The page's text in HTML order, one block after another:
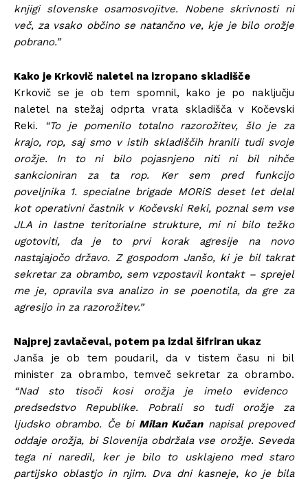
knjigi slovenske osamosvojitve. Nobene skrivnosti ni
več, za vsako občino se natančno ve, kje je bilo orožje
pobrano.”
Kako je Krkovič naletel na izropano skladišče
Krkovič se je ob tem spomnil, kako je po naključju
naletel na stežaj odprta vrata skladišča v Kočevski
Reki. “To je pomenilo totalno razorožitev, šlo je za
krajo, rop, saj smo v istih skladiščih hranili tudi svoje
orožje. In to ni bilo pojasnjeno niti ni bil nihče
sankcioniran za ta rop. Ker sem pred funkcijo
poveljnika 1. specialne brigade MORiS deset let delal
kot operativni častnik v Kočevski Reki, poznal sem vse
JLA in lastne teritorialne strukture, mi ni bilo težko
ugotoviti, da je to prvi korak agresije na novo
nastajajočo državo. Z gospodom Janšo, ki je bil takrat
sekretar za obrambo, sem vzpostavil kontakt – sprejel
me je, opravila sva analizo in se poenotila, da gre za
agresijo in za razorožitev.”
Najprej zavlačeval, potem pa izdal šifriran ukaz
Janša je ob tem poudaril, da v tistem času ni bil
minister za obrambo, temveč sekretar za obrambo.
“Nad sto tisoči kosi orožja je imelo evidenco
predsedstvo Republike. Pobrali so tudi orožje za
ljudsko obrambo. Če bi Milan Kučannapisal prepoved
oddaje orožja, bi Slovenija obdržala vse orožje. Seveda
tega ni naredil, ker je bilo to usklajeno med staro
partijsko oblastjo in njim. Dva dni kasneje, ko je bila